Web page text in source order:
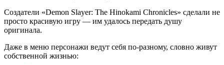
Создатели «Demon Slayer: The Hinokami Chronicles» сделали не
просто красивую игру — им удалось передать душу
оригинала.
Даже в меню персонажи ведут себя по‑разному, словно живут
собственной жизнью: